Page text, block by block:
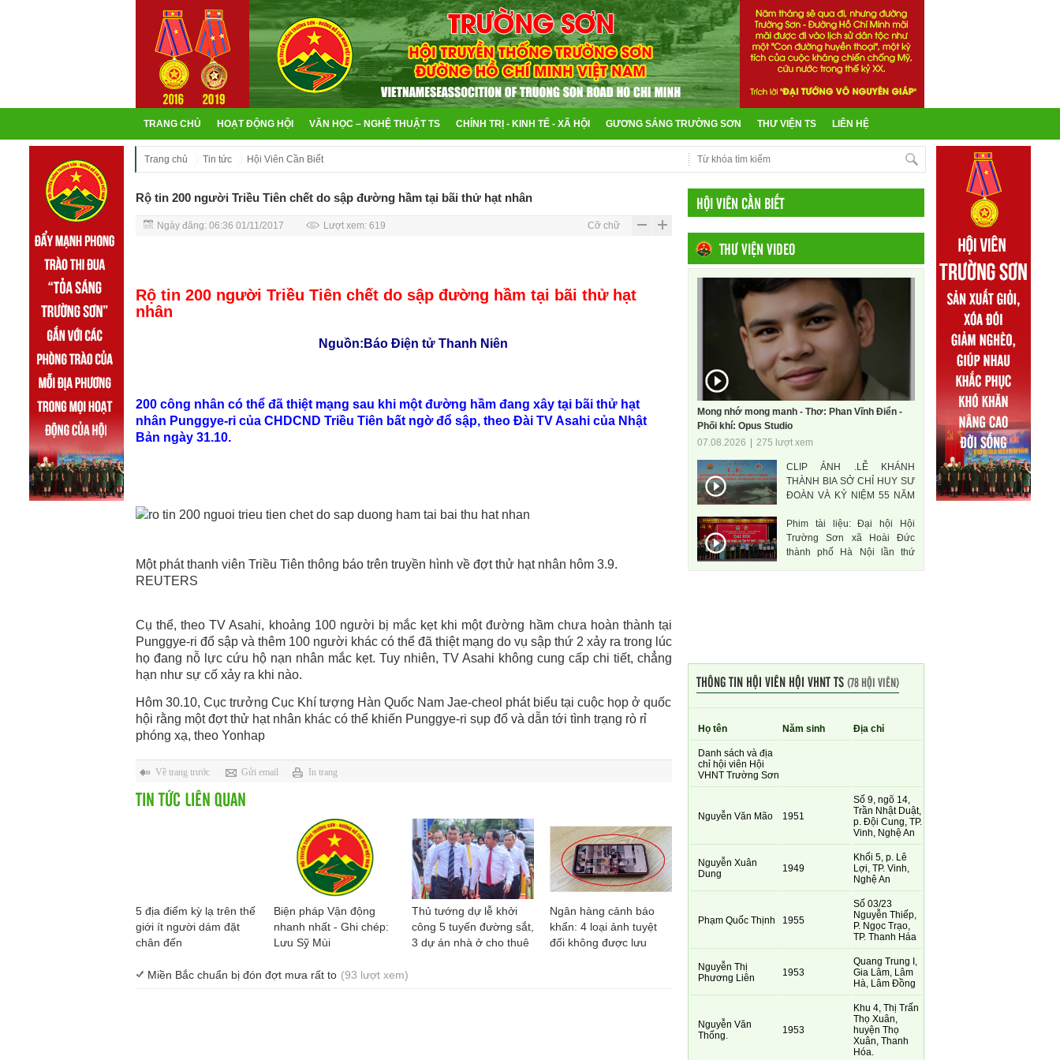
TRANG CHỦ HOẠT ĐỘNG HỘI VĂN HỌC – NGHỆ THUẬT TS CHÍNH TRỊ - KINH TẾ - XÃ HỘI GƯƠNG SÁNG TRƯỜNG SƠN THƯ VIỆN TS LIÊN HỆ
Trang chủ Tin tức Hội Viên Cần Biết
Rộ tin 200 người Triều Tiên chết do sập đường hầm tại bãi thử hạt nhân
Ngày đăng: 06:36 01/11/2017 Lượt xem: 619 Cỡ chữ
Rộ tin 200 người Triều Tiên chết do sập đường hầm tại bãi thử hạt
nhân
Nguồn:Báo Điện tử Thanh Niên
200 công nhân có thể đã thiệt mạng sau khi một đường hầm đang xây tại bãi thử hạt
nhân Punggye-ri của CHDCND Triều Tiên bất ngờ đổ sập, theo Đài TV Asahi của Nhật
Bản ngày 31.10.
Một phát thanh viên Triều Tiên thông báo trên truyền hình về đợt thử hạt nhân hôm 3.9.
REUTERS
Cụ thể, theo TV Asahi, khoảng 100 người bị mắc kẹt khi một đường hầm chưa hoàn thành tại
Punggye-ri đổ sập và thêm 100 người khác có thể đã thiệt mạng do vụ sập thứ 2 xảy ra trong lúc
họ đang nỗ lực cứu hộ nạn nhân mắc kẹt. Tuy nhiên, TV Asahi không cung cấp chi tiết, chẳng
hạn như sự cố xảy ra khi nào.
Hôm 30.10, Cục trưởng Cục Khí tượng Hàn Quốc Nam Jae-cheol phát biểu tại cuộc họp ở quốc
hội rằng một đợt thử hạt nhân khác có thể khiến Punggye-ri sụp đổ và dẫn tới tình trạng rò rỉ
phóng xạ, theo Yonhap
Về trang trước Gửi email In trang
TIN TỨC LIÊN QUAN
5 địa điểm kỳ lạ trên thế
giới ít người dám đặt
chân đến
Biện pháp Vận động
nhanh nhất - Ghi chép:
Lưu Sỹ Mùi
Thủ tướng dự lễ khởi
công 5 tuyến đường sắt,
3 dự án nhà ở cho thuê
Ngân hàng cảnh báo
khẩn: 4 loại ảnh tuyệt
đối không được lưu
Miền Bắc chuẩn bị đón đợt mưa rất to (93 lượt xem)
HỘI VIÊN CẦN BIẾT
THƯ VIỆN VIDEO
Mong nhớ mong manh - Thơ: Phan Vĩnh Điển -
Phối khí: Opus Studio
07.08.2026
275 lượt xem
CLIP ẢNH .LỄ KHÁNH
THÀNH BIA SỞ CHỈ HUY SƯ
ĐOÀN VÀ KỶ NIỆM 55 NĂM
ANH HÙNG
Phim tài liệu: Đại hội Hội
Trường Sơn xã Hoài Đức
thành phố Hà Nội lần thứ
THÔNG TIN HỘI VIÊN HỘI VHNT TS(78 HỘI VIÊN)
Họ tên Năm sinh Địa chỉ
Danh sách và địa
chỉ hội viên Hội
VHNT Trường Sơn
Nguyễn Văn Mão 1951
Số 9, ngõ 14,
Trần Nhật Duật,
p. Đội Cung, TP.
Vinh, Nghệ An
Nguyễn Xuân
Dung
1949
Khối 5, p. Lê
Lợi, TP. Vinh,
Nghệ An
Phạm Quốc Thịnh 1955
Số 03/23
Nguyễn Thiếp,
P. Ngọc Trạo,
TP. Thanh Háa
Nguyễn Thị
Phương Liên
1953
Quang Trung I,
Gia Lâm, Lâm
Hà, Lâm Đồng
Nguyễn Văn
Thống.
1953
Khu 4, Thị Trấn
Thọ Xuân,
huyện Thọ
Xuân, Thanh
Hóa.